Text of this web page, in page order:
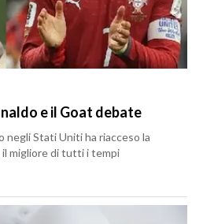
e il Goat debate
negli Stati Uniti ha riacceso la
migliore di tutti i tempi